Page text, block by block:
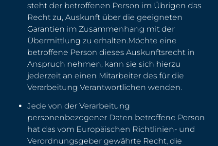
steht der betroffenen Person im Übrigen das
Recht zu, Auskunft über die geeigneten
Garantien im Zusammenhang mit der
Übermittlung zu erhalten.Möchte eine
betroffene Person dieses Auskunftsrecht in
Anspruch nehmen, kann sie sich hierzu
jederzeit an einen Mitarbeiter des für die
Verarbeitung Verantwortlichen wenden.
Jede von der Verarbeitung
personenbezogener Daten betroffene Person
hat das vom Europäischen Richtlinien- und
Verordnungsgeber gewährte Recht, die